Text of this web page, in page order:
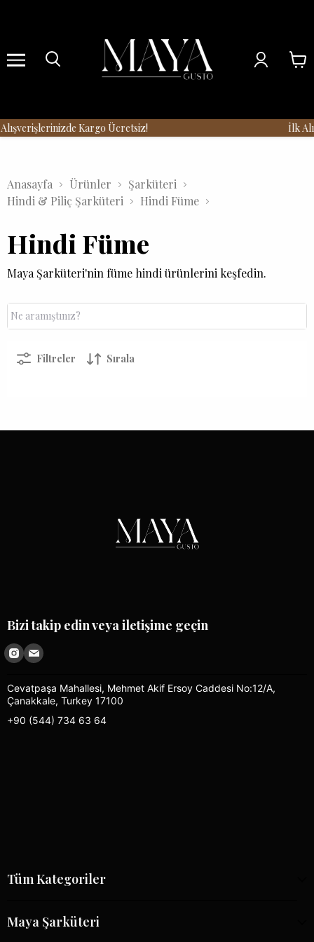
Kargo Ücretsiz! İlk
Anasayfa Ürünler
Şarküteri
Hindi & Piliç Şarküteri
Hindi Füme
Hindi Füme
Maya Şarküteri'nin füme hindi ürünlerini keşfedin.
Filtreler Sırala
Bizi takip edin veya iletişime geçin
Cevatpaşa Mahallesi, Mehmet Akif Ersoy Caddesi No:12/A,
Çanakkale, Turkey 17100
+90 (544) 734 63 64
Tüm Kategoriler
Maya Şarküteri